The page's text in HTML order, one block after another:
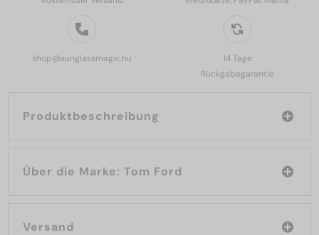
shop@sunglassmagic.hu
14 Tage
Rückgabegarantie
Produktbeschreibung
Über die Marke: Tom Ford
Versand